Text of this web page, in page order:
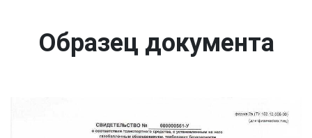
Образец документа